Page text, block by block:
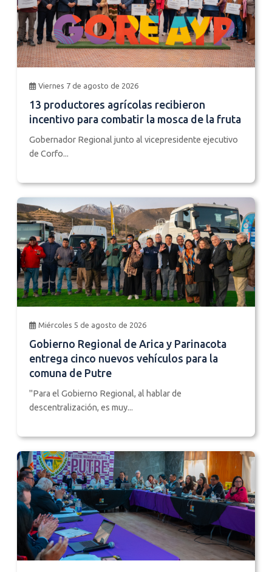
Viernes 7 de agosto de 2026
13 productores agrícolas recibieron
incentivo para combatir la mosca de la fruta
Gobernador Regional junto al vicepresidente ejecutivo
de Corfo...
Miércoles 5 de agosto de 2026
Gobierno Regional de Arica y Parinacota
entrega cinco nuevos vehículos para la
comuna de Putre
"Para el Gobierno Regional, al hablar de
descentralización, es muy...